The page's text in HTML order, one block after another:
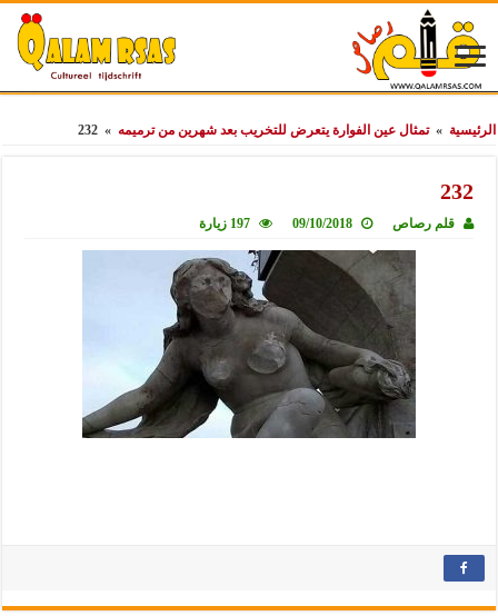
الرئيسية » تمثال عين الفوارة يتعرض للتخريب بعد شهرين من ترميمه »
232
232
قلم رصاص 09/10/2018 197 زيارة